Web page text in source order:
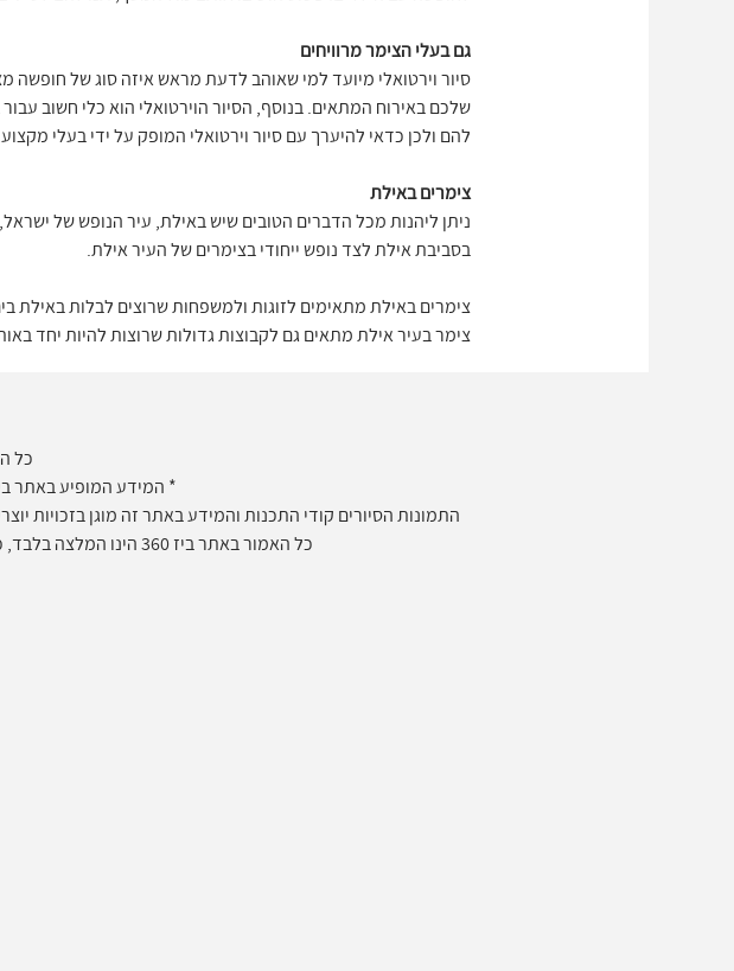
עם סיור וירטואלי בצימרים ומתחמי אירוח כבר לא צריך להסתמך
מלא ואותנטי מצליח להמחיש את האווירה בצימר בצורה אידיאלית.
לחופשה עם הילדים: פשוט הושיבו אותם מול המסך, תנו להם לסייר
סיור וירטואלי מיועד למי שאוהב לדעת מראש איזה סוג של
שלכם באירוח המתאים. בנוסף, הסיור הוירטואלי הוא כלי חשוב
להם ולכן כדאי להיערך עם סיור וירטואלי המופק על ידי בעלי מקצוע.
צימרים באילת
ניתן ליהנות מכל הדברים הטובים שיש באילת, עיר הנופש של
צימר בעיר אילת מתאים גם לקבוצות גדולות שרוצות להיות יחד באותו הצימר